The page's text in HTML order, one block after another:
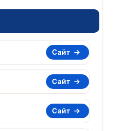
Сайт
Сайт
Сайт